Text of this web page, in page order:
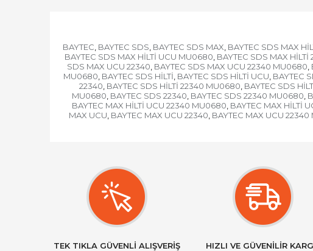
BAYTEC, BAYTEC SDS, BAYTEC SDS MAX, BAYTEC SDS MAX
BAYTEC SDS MAX HİLTİ UCU MU0680, BAYTEC SDS MAX HİLTİ
SDS MAX UCU 22340, BAYTEC SDS MAX UCU 22340 MU0680,
MU0680, BAYTEC SDS HİLTİ, BAYTEC SDS HİLTİ UCU, BAYTEC
22340, BAYTEC SDS HİLTİ 22340 MU0680, BAYTEC SDS
MU0680, BAYTEC SDS 22340, BAYTEC SDS 22340 MU0680,
BAYTEC MAX HİLTİ UCU 22340 MU0680, BAYTEC MAX HİLTİ
MAX UCU, BAYTEC MAX UCU 22340, BAYTEC MAX UCU
TEK TIKLA GÜVENLİ ALIŞVERİŞ HIZLI VE GÜVENİLİR